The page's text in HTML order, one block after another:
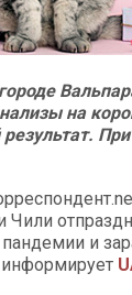
на
Чили
и